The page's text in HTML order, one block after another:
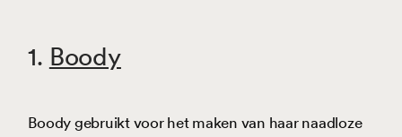
1. Boody
Boody gebruikt voor het maken van haar naadloze